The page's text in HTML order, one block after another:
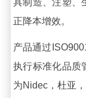
正降本增效。
产品通过
执行标准化品质
为Nidec，杜亚